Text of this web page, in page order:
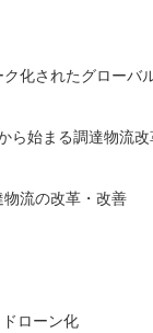
化されたグローバ
ら始まる調達物流改
流の改革・改善
ローン化